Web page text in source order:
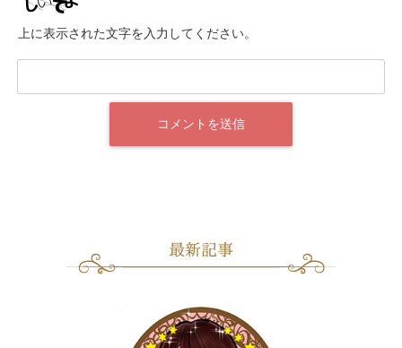
上に表示された文字を入力してください。